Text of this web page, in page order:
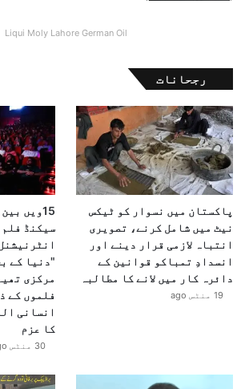
Liqui Moly Lahore German Oil
رجحانات
پاکستان میں نسوار کو ٹیکس
نیٹ میں شامل کرنے، تصویری
انتباہ لازمی قرار دینے اور
انسدادِ تمباکو قوانین کے
دائرہ کار میں لانے کا مطالبہ
19 منٹس ago
سیکنڈ
"دنیا کے
مرکزی
فلموں کے
انسانی
کا عزم
30 منٹس ago